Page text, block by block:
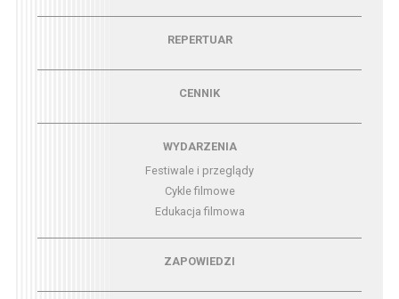
Menu - repertuarREPERTUAR
CENNIK
Menu - wydarzeniaWYDARZENIA
Festiwale i przeglądy
Cykle filmowe
Edukacja filmowa
Menu - zapowiedziZAPOWIEDZI